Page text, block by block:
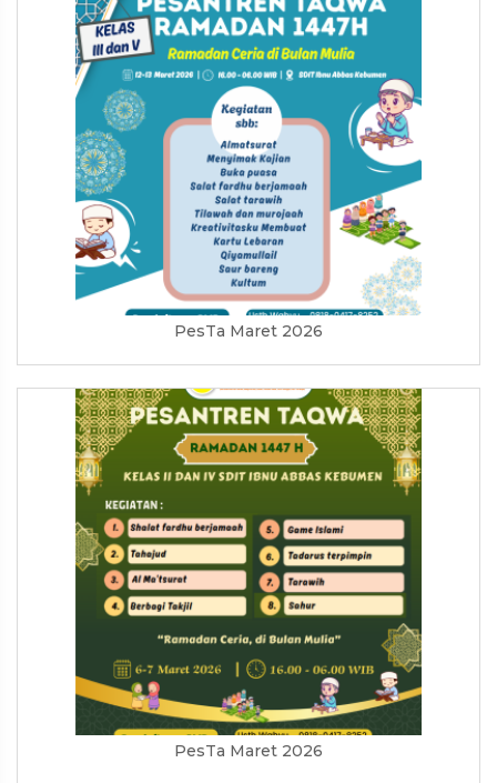
PesTa Maret 2026
PesTa Maret 2026